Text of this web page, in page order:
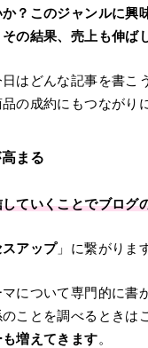
？このジャンルに
の結果、売上も伸ば
はどんな記事を書こ
の成約にもつながり
まる
ていくことでブログ
スアップ」に繋がりま
について専門的に書
ことを調べるときは
増えてきます。